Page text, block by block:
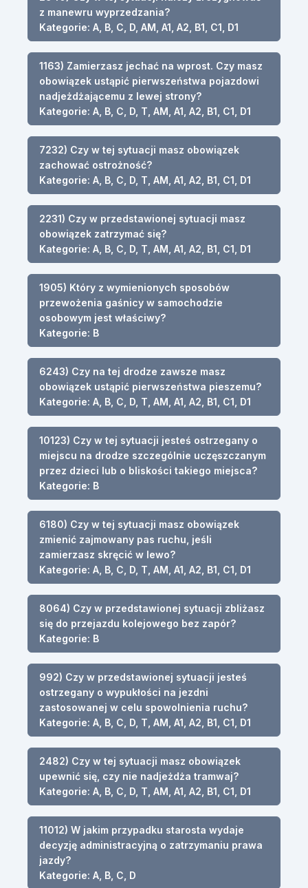
z manewru wyprzedzania?
Kategorie: A, B, C, D, AM, A1, A2, B1, C1, D1
1163) Zamierzasz jechać na wprost. Czy masz
obowiązek ustąpić pierwszeństwa pojazdowi
nadjeżdżającemu z lewej strony?
Kategorie: A, B, C, D, T, AM, A1, A2, B1, C1, D1
7232) Czy w tej sytuacji masz obowiązek
zachować ostrożność?
Kategorie: A, B, C, D, T, AM, A1, A2, B1, C1, D1
2231) Czy w przedstawionej sytuacji masz
obowiązek zatrzymać się?
Kategorie: A, B, C, D, T, AM, A1, A2, B1, C1, D1
1905) Który z wymienionych sposobów
przewożenia gaśnicy w samochodzie
osobowym jest właściwy?
Kategorie: B
6243) Czy na tej drodze zawsze masz
obowiązek ustąpić pierwszeństwa pieszemu?
Kategorie: A, B, C, D, T, AM, A1, A2, B1, C1, D1
10123) Czy w tej sytuacji jesteś ostrzegany o
miejscu na drodze szczególnie uczęszczanym
przez dzieci lub o bliskości takiego miejsca?
Kategorie: B
6180) Czy w tej sytuacji masz obowiązek
zmienić zajmowany pas ruchu, jeśli
zamierzasz skręcić w lewo?
Kategorie: A, B, C, D, T, AM, A1, A2, B1, C1, D1
8064) Czy w przedstawionej sytuacji zbliżasz
się do przejazdu kolejowego bez zapór?
Kategorie: B
992) Czy w przedstawionej sytuacji jesteś
ostrzegany o wypukłości na jezdni
zastosowanej w celu spowolnienia ruchu?
Kategorie: A, B, C, D, T, AM, A1, A2, B1, C1, D1
2482) Czy w tej sytuacji masz obowiązek
upewnić się, czy nie nadjeżdża tramwaj?
Kategorie: A, B, C, D, T, AM, A1, A2, B1, C1, D1
11012) W jakim przypadku starosta wydaje
decyzję administracyjną o zatrzymaniu prawa
jazdy?
Kategorie: A, B, C, D